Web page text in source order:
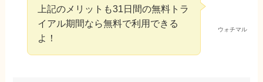
ウォチマル
上記のメリットも31日間の無料トラ
イアル期間なら無料で利用できる
よ！